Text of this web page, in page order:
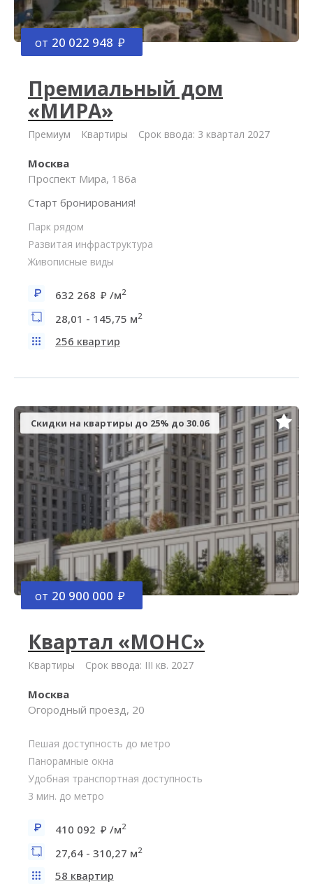
от 20 022 948
Премиальный дом
«МИРА»
Премиум Квартиры Срок ввода: 3 квартал 2027
Москва
Проспект Мира, 186а
Старт бронирования!
Парк рядом
Развитая инфраструктура
Живописные виды
632 268 /м2
28,01 - 145,75 м2
256 квартир
Скидки на квартиры до 25% до 30.06
от 20 900 000
Квартал «МОНС»
Квартиры Срок ввода: III кв. 2027
Москва
Огородный проезд, 20
Пешая доступность до метро
Панорамные окна
Удобная транспортная доступность
3 мин. до метро
410 092 /м2
27,64 - 310,27 м2
58 квартир